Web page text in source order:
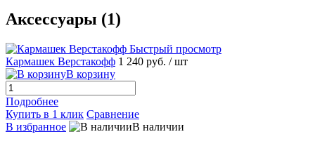
Аксессуары (1)
Быстрый просмотр
Кармашек Верстакофф 1 240 руб. / шт
В корзину
Подробнее
Купить в 1 клик Сравнение
В избранное
В наличии